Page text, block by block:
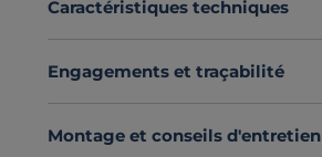
Caractéristiques techniques
Engagements et traçabilité
Montage et conseils d'entretien